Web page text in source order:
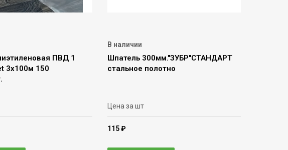
ПВД 1
3х100м 150
В наличии
Шпатель 300мм."ЗУБР"СТАНДАРТ
стальное полотно
Цена за шт
115 ₽